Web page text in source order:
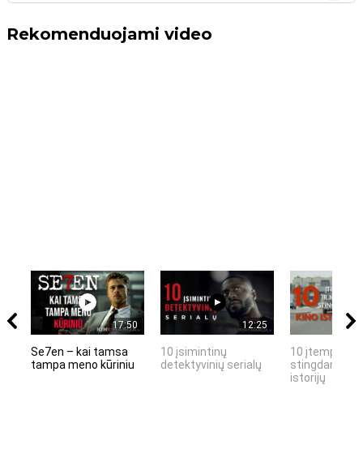
Rekomenduojami video
17:50
Se7en – kai tamsa
tampa meno kūriniu
12:25
10 įsimintinų
detektyvinių serialų
10 įtemptų,
stingdančių
istorijų